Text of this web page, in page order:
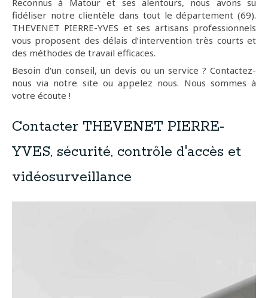
Reconnus à Matour et ses alentours, nous avons su
fidéliser notre clientèle dans tout le département (69).
THEVENET PIERRE-YVES et ses artisans professionnels
vous proposent des délais d’intervention très courts et
des méthodes de travail efficaces.
Besoin d'un conseil, un devis ou un service ? Contactez-
nous via notre site ou appelez nous. Nous sommes à
votre écoute !
Contacter THEVENET PIERRE-
YVES, sécurité, contrôle d'accès et
vidéosurveillance